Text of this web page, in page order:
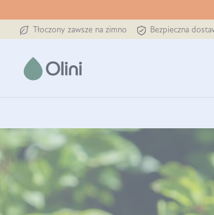
Tłoczony zawsze na zimno Bezpieczna